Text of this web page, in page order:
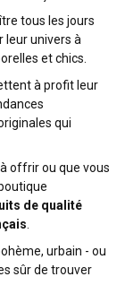
tous les jours
leur univers à
et chics.
à profit leur
qui
offrir ou que vous
de qualité
.
urbain - ou
sûr de trouver